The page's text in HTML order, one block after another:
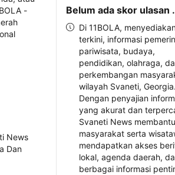
Belum ada skor ulasan
Di 11BOLA,
terkini, informasi
pariwisata, budaya,
pendidikan, olahraga,
perkembangan
wilayah Svaneti, Georgia.
Dengan penyajian
yang akurat dan
Svaneti News membantu
masyarakat serta
mendapatkan akses
lokal, agenda daerah,
berbagai informasi